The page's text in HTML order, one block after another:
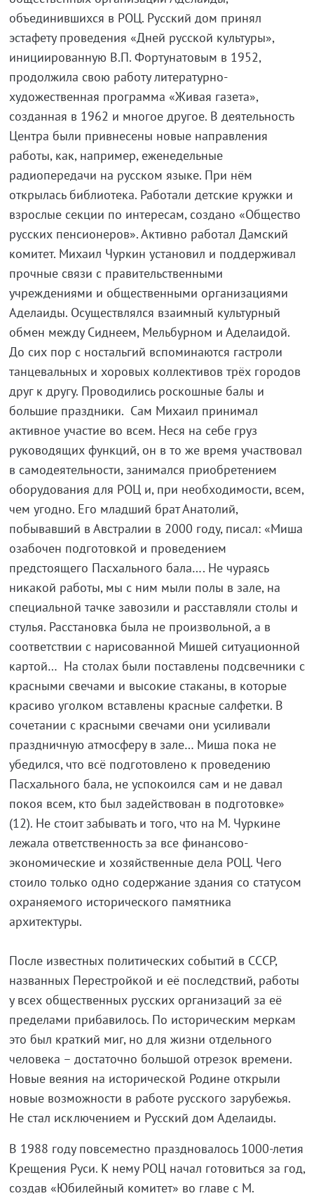
объединившихся в РОЦ. Русский дом принял
эстафету проведения «Дней русской культуры»,
инициированную В.П. Фортунатовым в 1952,
продолжила свою работу литературно-
художественная программа «Живая газета»,
созданная в 1962 и многое другое. В деятельность
Центра были привнесены новые направления
работы, как, например, еженедельные
радиопередачи на русском языке. При нём
открылась библиотека. Работали детские кружки и
взрослые секции по интересам, создано «Общество
русских пенсионеров». Активно работал Дамский
комитет. Михаил Чуркин установил и поддерживал
прочные связи с правительственными
учреждениями и общественными организациями
Аделаиды. Осуществлялся взаимный культурный
обмен между Сиднеем, Мельбурном и Аделаидой.
До сих пор с ностальгий вспоминаются гастроли
танцевальных и хоровых коллективов трёх городов
друг к другу. Проводились роскошные балы и
большие праздники. Сам Михаил принимал
активное участие во всем. Неся на себе груз
руководящих функций, он в то же время участвовал
в самодеятельности, занимался приобретением
оборудования для РОЦ и, при необходимости, всем,
чем угодно. Его младший брат Анатолий,
побывавший в Австралии в 2000 году, писал: «Миша
озабочен подготовкой и проведением
предстоящего Пасхального бала…. Не чураясь
никакой работы, мы с ним мыли полы в зале, на
специальной тачке завозили и расставляли столы и
стулья. Расстановка была не произвольной, а в
соответствии с нарисованной Мишей ситуационной
картой… На столах были поставлены подсвечники с
красными свечами и высокие стаканы, в которые
красиво уголком вставлены красные салфетки. В
сочетании с красными свечами они усиливали
праздничную атмосферу в зале… Миша пока не
убедился, что всё подготовлено к проведению
Пасхального бала, не успокоился сам и не давал
покоя всем, кто был задействован в подготовке»
(12). Не стоит забывать и того, что на М. Чуркине
лежала ответственность за все финансово-
экономические и хозяйственные дела РОЦ. Чего
стоило только одно содержание здания со статусом
охраняемого исторического памятника
архитектуры.
После известных политических событий в СССР,
названных Перестройкой и её последствий, работы
у всех общественных русских организаций за её
пределами прибавилось. По историческим меркам
это был краткий миг, но для жизни отдельного
человека – достаточно большой отрезок времени.
Новые веяния на исторической Родине открыли
новые возможности в работе русского зарубежья.
Не стал исключением и Русский дом Аделаиды.
В 1988 году повсеместно праздновалось 1000-летия
Крещения Руси. К нему РОЦ начал готовиться за год,
создав «Юбилейный комитет» во главе с М.